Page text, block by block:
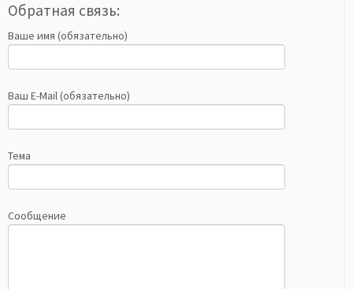
Обратная связь:
Ваше имя (обязательно)
Ваш E-Mail (обязательно)
Тема
Сообщение